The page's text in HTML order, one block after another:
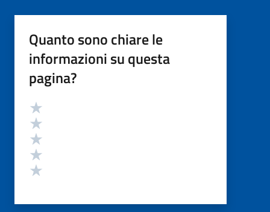
Quanto sono chiare le
informazioni su questa
pagina?
Valutazione